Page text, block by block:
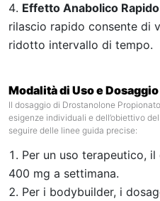
Effetto Anabolico
rilascio rapido consente di
ridotto intervallo di tempo.
Modalità di Uso e Dosaggio
Il dosaggio di Drostanolone
esigenze individuali e dell’obiettivo
seguire delle linee guida precise:
Per un uso terapeutico,
400 mg a settimana.
Per i bodybuilder, i